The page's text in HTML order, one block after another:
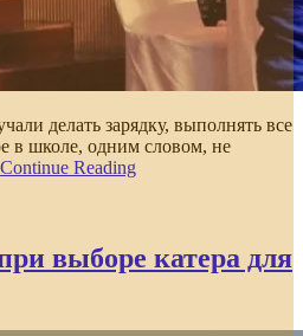
делать зарядку, выполнять все
в школе, одним словом, не
Continue Reading
выборе катера для